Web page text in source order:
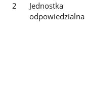
2
Jednostka
odpowiedzialna